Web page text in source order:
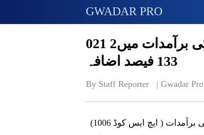
GWADAR PRO
021 2میں پاکستان کی چین کو چاول کی برآمدات میں
133 فیصد اضافہ
By Staff Reporter   | Gwadar Pro
بیجنگ (چائنا اکنامک نیٹ) پاکستان کی چین کو چاول کی برآمدات ( ایچ ایس کوڈ 1006)